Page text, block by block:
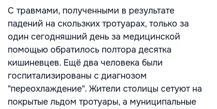
С травмами, полученными в результате
падений на скользких тротуарах, только за
один сегодняшний день за медицинской
помощью обратилось полтора десятка
кишиневцев. Ещё два человека были
госпитализированы с диагнозом
"переохлаждение". Жители столицы сетуют на
покрытые льдом тротуары, а муниципальные